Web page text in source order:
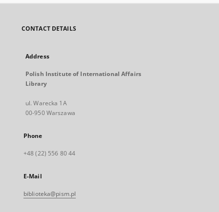
CONTACT DETAILS
Address
Polish Institute of International Affairs
Library
ul. Warecka 1A
00-950 Warszawa
Phone
+48 (22) 556 80 44
E-Mail
biblioteka@pism.pl